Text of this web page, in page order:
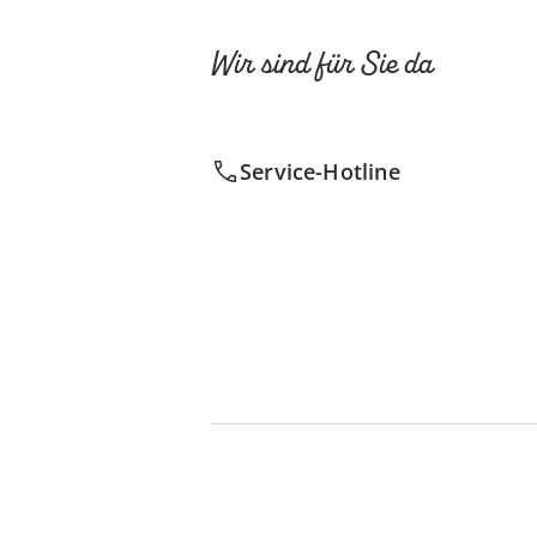
Wir sind für Sie da
Service-Hotline